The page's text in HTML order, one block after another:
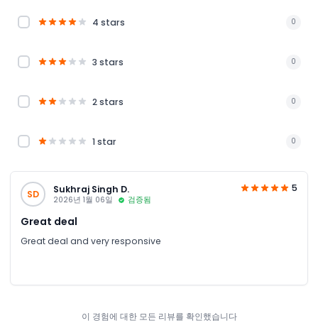
4 stars 0
3 stars 0
2 stars 0
1 star 0
SD Sukhraj Singh D.
2026년 1월 06일 검증됨
5
Great deal
Great deal and very responsive
이 경험에 대한 모든 리뷰를 확인했습니다